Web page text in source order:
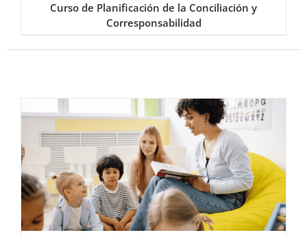
Curso de Planificación de la Conciliación y
Corresponsabilidad